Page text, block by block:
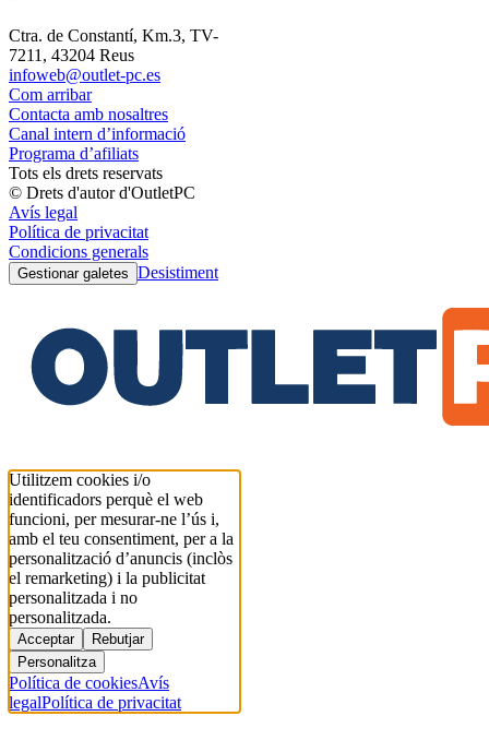
Ctra. de Constantí, Km.3, TV-
7211, 43204 Reus
infoweb@outlet-pc.es
Com arribar
Contacta amb nosaltres
Canal intern d’informació
Programa d’afiliats
Tots els drets reservats
© Drets d'autor d'OutletPC
Avís legal
Política de privacitat
Condicions generals
Gestionar galetes Desistiment
Utilitzem cookies i/o
identificadors perquè el web
funcioni, per mesurar-ne l’ús i,
amb el teu consentiment, per a la
personalització d’anuncis (inclòs
el remarketing) i la publicitat
personalitzada i no
personalitzada.
Acceptar
Rebutjar
Personalitza
Política de cookiesAvís
legalPolítica de privacitat